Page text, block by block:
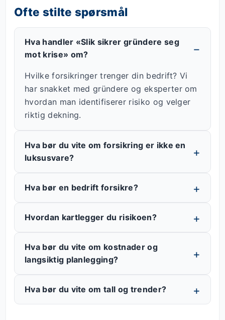
Ofte stilte spørsmål
Hva handler «Slik sikrer gründere seg
mot krise» om?
Hvilke forsikringer trenger din bedrift? Vi
har snakket med gründere og eksperter om
hvordan man identifiserer risiko og velger
riktig dekning.
Hva bør du vite om forsikring er ikke en
luksusvare?
Hva bør en bedrift forsikre?
Hvordan kartlegger du risikoen?
Hva bør du vite om kostnader og
langsiktig planlegging?
Hva bør du vite om tall og trender?